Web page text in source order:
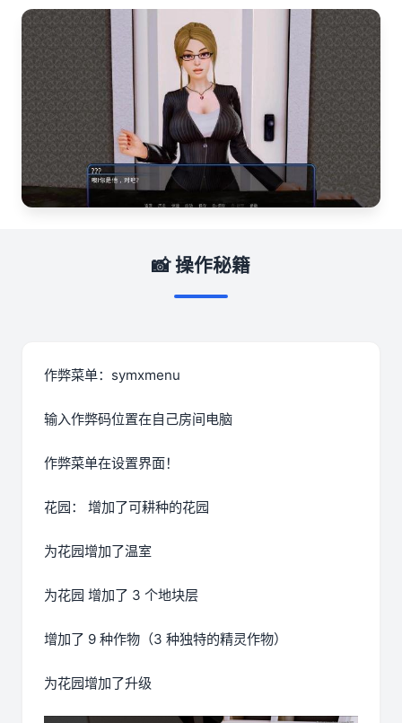
📸 操作秘籍
作弊菜单：symxmenu
输入作弊码位置在自己房间电脑
作弊菜单在设置界面！
花园： 增加了可耕种的花园
为花园增加了温室
为花园 增加了 3 个地块层
增加了 9 种作物（3 种独特的精灵作物）
为花园增加了升级